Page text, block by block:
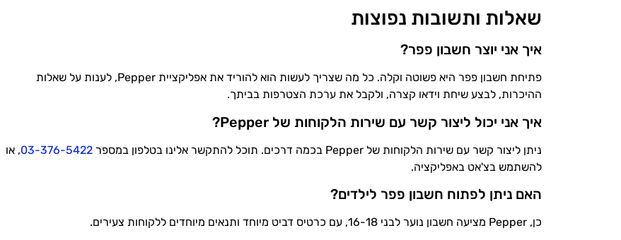
שאלות ותשובות נפוצות
איך אני יוצר חשבון פפר?
פתיחת חשבון פפר היא פשוטה וקלה. כל מה שצריך לעשות הוא להוריד את אפליקציית Pepper, לענות על שאלות
ההיכרות, לבצע שיחת וידאו קצרה, ולקבל את ערכת הצטרפות בביתך.
איך אני יכול ליצור קשר עם שירות הלקוחות של Pepper?
ניתן ליצור קשר עם שירות הלקוחות של Pepper בכמה דרכים. תוכל להתקשר אלינו בטלפון במספר 03-376-5422, או
להשתמש בצ'אט באפליקציה.
האם ניתן לפתוח חשבון פפר לילדים?
כן, Pepper מציעה חשבון נוער לבני 16-18, עם כרטיס דביט מיוחד ותנאים מיוחדים ללקוחות צעירים.